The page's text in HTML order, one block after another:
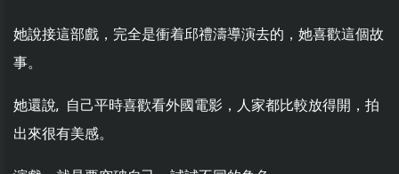
她說接這部戲，完全是衝着邱禮濤導演去的，她喜歡這個故
事。
她還說, 自己平時喜歡看外國電影，人家都比較放得開，拍
出來很有美感。